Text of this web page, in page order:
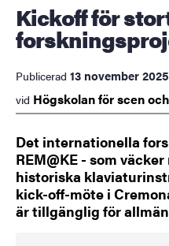
Kickoff för stort internationellt
Publicerad 13 november 2025
vid Högskolan för scen och
Det internationella
REM@KE - som
historiska
kick-off-möte i
är tillgänglig för